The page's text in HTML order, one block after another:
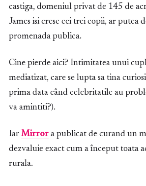
castiga, domeniul privat de 145 de
James isi cresc cei trei copii, ar putea
promenada publica.
Cine pierde aici? Intimitatea unui
mediatizat, care se lupta sa tina
prima data când celebritatile au
va amintiti?).
Iar Mirror a publicat de curand un
dezvaluie exact cum a început toata
rurala.